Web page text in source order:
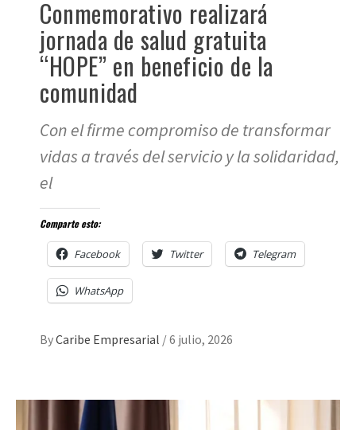
Conmemorativo realizará
jornada de salud gratuita
“HOPE” en beneficio de la
comunidad
Con el firme compromiso de transformar
vidas a través del servicio y la solidaridad,
el
Comparte esto:
Facebook Twitter Telegram
WhatsApp
ByCaribe Empresarial /6 julio, 2026